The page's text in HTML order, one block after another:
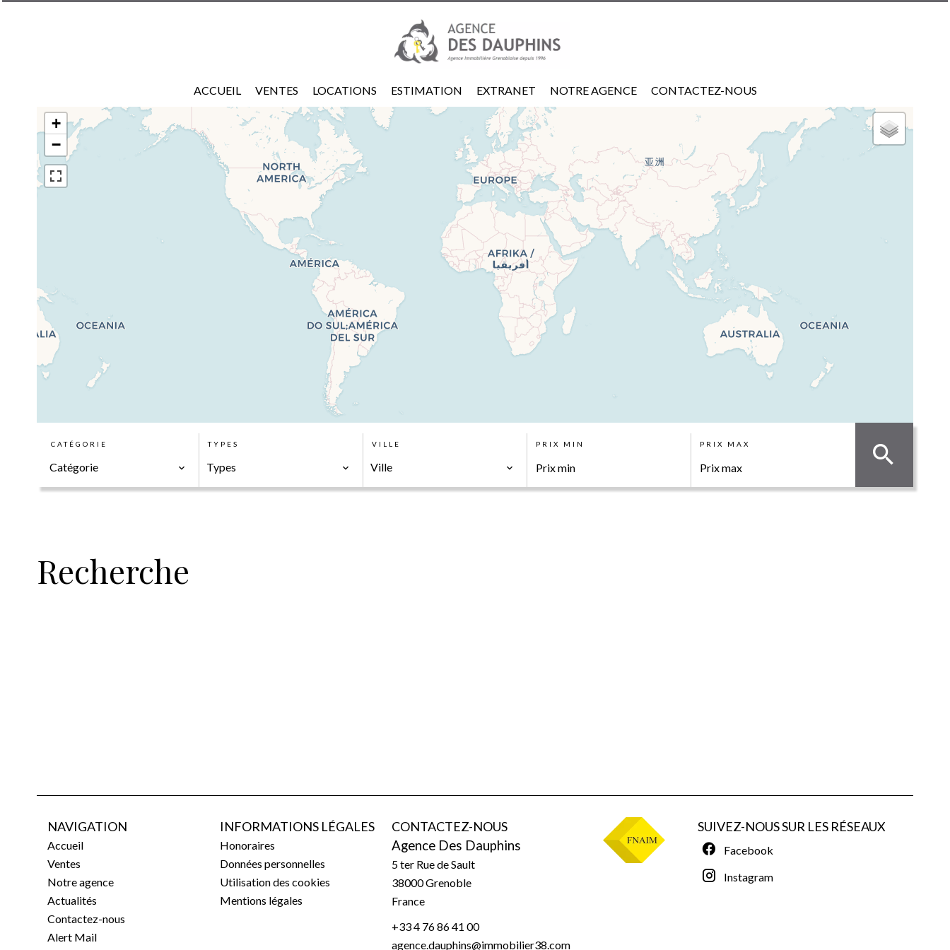
ACCUEIL VENTES LOCATIONS ESTIMATION EXTRANET NOTRE AGENCE CONTACTEZ-NOUS
+
−
CATÉGORIE
Catégorie
TYPES
Types
VILLE
Ville
PRIX MIN PRIX MAX
Recherche
NAVIGATION
Accueil
Ventes
Notre agence
Actualités
Contactez-nous
Alert Mail
INFORMATIONS LÉGALES
Honoraires
Données personnelles
Utilisation des cookies
Mentions légales
CONTACTEZ-NOUS
Agence Des Dauphins
5 ter Rue de Sault
38000Grenoble
France
+33 4 76 86 41 00
agence.dauphins@immobilier38.com
SUIVEZ-NOUS SUR LES RÉSEAUX
Facebook
Instagram